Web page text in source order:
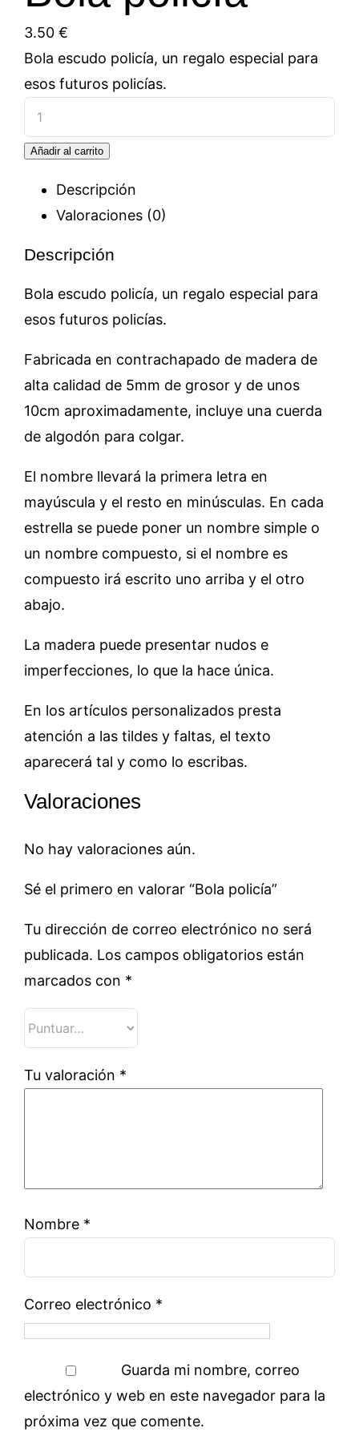
3.50 €
Bola escudo policía, un regalo especial para
esos futuros policías.
Bola
policía
cantidad
Añadir al carrito
Descripción
Valoraciones (0)
Descripción
Bola escudo policía, un regalo especial para
esos futuros policías.
Fabricada en contrachapado de madera de
alta calidad de 5mm de grosor y de unos
10cm aproximadamente, incluye una cuerda
de algodón para colgar.
El nombre llevará la primera letra en
mayúscula y el resto en minúsculas. En cada
estrella se puede poner un nombre simple o
un nombre compuesto, si el nombre es
compuesto irá escrito uno arriba y el otro
abajo.
La madera puede presentar nudos e
imperfecciones, lo que la hace única.
En los artículos personalizados presta
atención a las tildes y faltas, el texto
aparecerá tal y como lo escribas.
Valoraciones
No hay valoraciones aún.
Sé el primero en valorar “Bola policía”
Tu dirección de correo electrónico no será
publicada. Los campos obligatorios están
marcados con *
Tu valoración *
Nombre *
Correo electrónico *
Guarda mi nombre, correo
electrónico y web en este navegador para la
próxima vez que comente.